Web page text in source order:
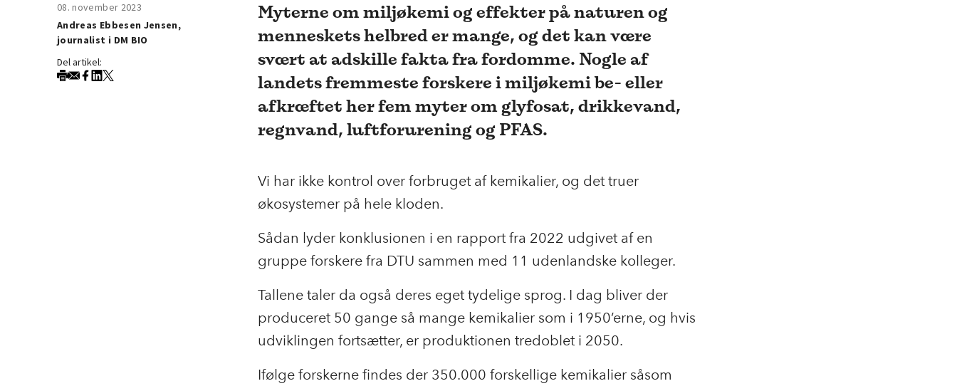
08. november 2023
Andreas Ebbesen Jensen,
journalist i DM BIO
Del artikel:
Myterne om miljøkemi og effekter på naturen og
menneskets helbred er mange, og det kan være
svært at adskille fakta fra fordomme. Nogle af
landets fremmeste forskere i miljøkemi be- eller
afkræftet her fem myter om glyfosat, drikkevand,
regnvand, luftforurening og PFAS.
Vi har ikke kontrol over forbruget af kemikalier, og det truer
økosystemer på hele kloden.
Sådan lyder konklusionen i en rapport fra 2022 udgivet af en
gruppe forskere fra DTU sammen med 11 udenlandske kolleger.
Tallene taler da også deres eget tydelige sprog. I dag bliver der
produceret 50 gange så mange kemikalier som i 1950’erne, og hvis
udviklingen fortsætter, er produktionen tredoblet i 2050.
Ifølge forskerne findes der 350.000 forskellige kemikalier såsom